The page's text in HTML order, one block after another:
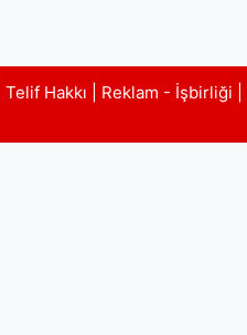
Telif Hakkı Reklam - İşbirliği